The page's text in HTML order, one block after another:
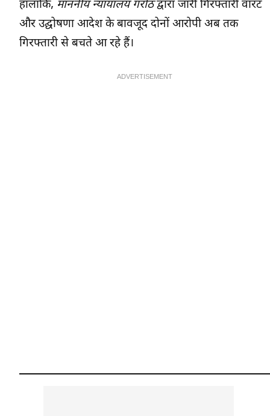
हालांकि, माननीय न्यायालय गरोठद्वारा जारी गिरफ्तारी वारंट
और उद्घोषणा आदेश के बावजूद दोनों आरोपी अब तक
गिरफ्तारी से बचते आ रहे हैं।
ADVERTISEMENT